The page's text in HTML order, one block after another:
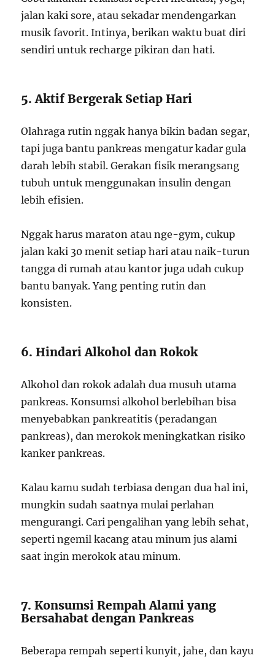
jalan kaki sore, atau sekadar mendengarkan
musik favorit. Intinya, berikan waktu buat diri
sendiri untuk recharge pikiran dan hati.
5. Aktif Bergerak Setiap Hari
Olahraga rutin nggak hanya bikin badan segar,
tapi juga bantu pankreas mengatur kadar gula
darah lebih stabil. Gerakan fisik merangsang
tubuh untuk menggunakan insulin dengan
lebih efisien.
Nggak harus maraton atau nge-gym, cukup
jalan kaki 30 menit setiap hari atau naik-turun
tangga di rumah atau kantor juga udah cukup
bantu banyak. Yang penting rutin dan
konsisten.
6. Hindari Alkohol dan Rokok
Alkohol dan rokok adalah dua musuh utama
pankreas. Konsumsi alkohol berlebihan bisa
menyebabkan pankreatitis (peradangan
pankreas), dan merokok meningkatkan risiko
kanker pankreas.
Kalau kamu sudah terbiasa dengan dua hal ini,
mungkin sudah saatnya mulai perlahan
mengurangi. Cari pengalihan yang lebih sehat,
seperti ngemil kacang atau minum jus alami
saat ingin merokok atau minum.
7. Konsumsi Rempah Alami yang
Bersahabat dengan Pankreas
Beberapa rempah seperti kunyit, jahe, dan kayu